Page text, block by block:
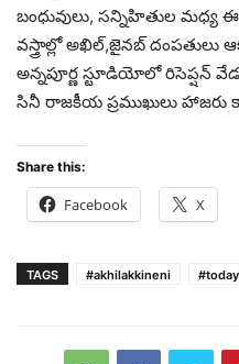
బంధువులు, స‌న్నిహితుల మ‌ధ్య
వ‌స్త్రాల్లో అఖిల్‌,జైన‌బ్‌ దంప‌తులు
అన్నపూర్ణ స్టూడియోలో రిసెప్షన్
సినీ రాజ‌కీయ ప్ర‌ముఖులు హాజ‌రు
Share this:
Facebook X
TAGS #akhilakkineni